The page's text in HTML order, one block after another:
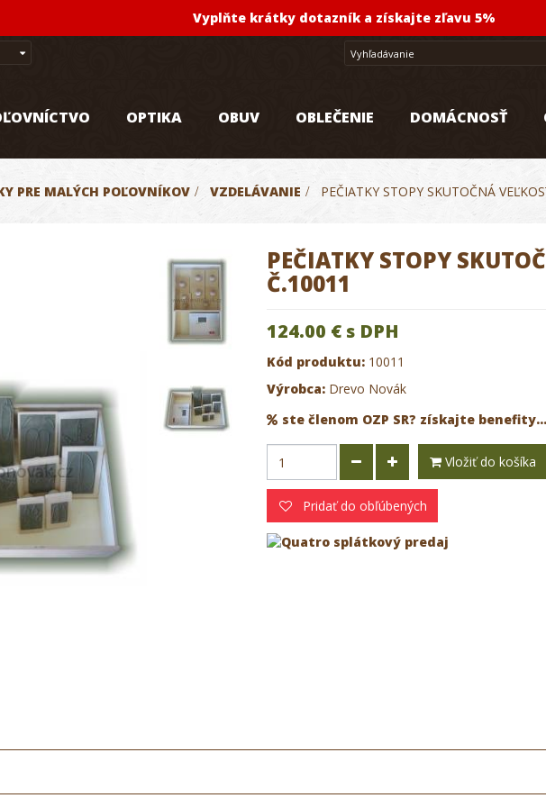
Vyplňte krátky dotazník a získajte zľavu 5%
OPTIKA OBUV OBLEČENIE DOMÁCNOSŤ
PRE MALÝCH POĽOVNÍKOV > VZDELÁVANIE > PEČIATKY STOPY SKUTOČNÁ
PEČIATKY STOPY
Č.10011
124.00 €s DPH
Kód produktu: 10011
Výrobca: Drevo Novák
ste členom OZP SR? získajte benefity...
Vložiť do košíka
Pridať do obľúbených